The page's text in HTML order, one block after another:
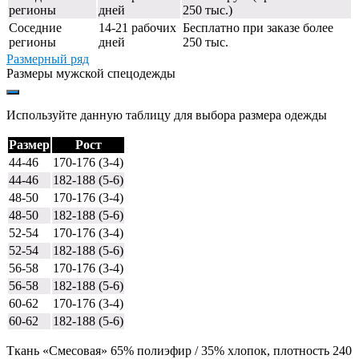
регионы
дней
250 тыс.)
Соседние
регионы
14-21 рабочих
дней
Бесплатно при заказе более
250 тыс.
Размерный ряд
Размеры мужской спецодежды
Используйте данную таблицу для выбора размера одежды
Размер
Рост
44-46
170-176 (3-4)
44-46
182-188 (5-6)
48-50
170-176 (3-4)
48-50
182-188 (5-6)
52-54
170-176 (3-4)
52-54
182-188 (5-6)
56-58
170-176 (3-4)
56-58
182-188 (5-6)
60-62
170-176 (3-4)
60-62
182-188 (5-6)
Ткань «Смесовая» 65% полиэфир / 35% хлопок, плотность 240